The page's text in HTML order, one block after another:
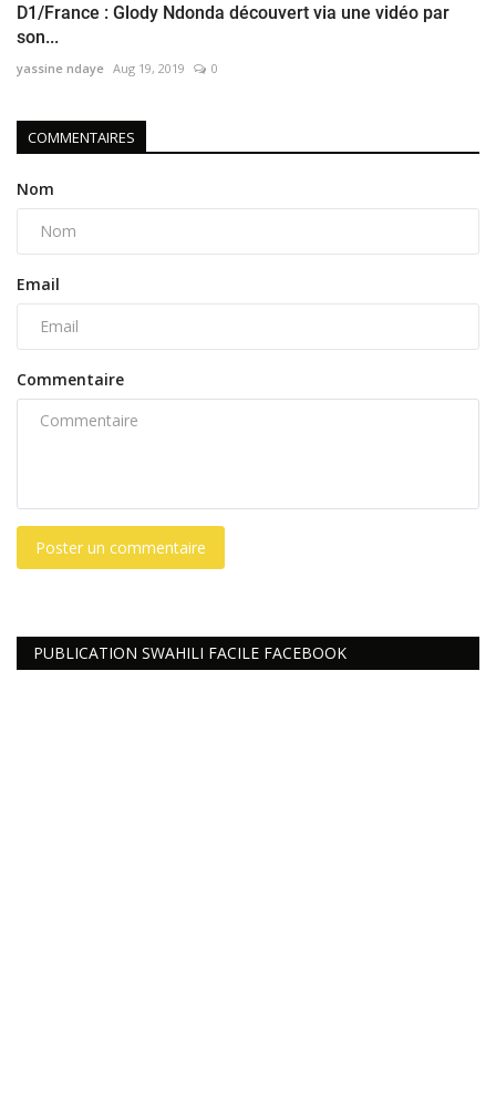
D1/France : Glody Ndonda découvert via une vidéo par
son...
yassine ndaye Aug 19, 2019 0
COMMENTAIRES
Nom
Email
Commentaire
Poster un commentaire
PUBLICATION SWAHILI FACILE FACEBOOK